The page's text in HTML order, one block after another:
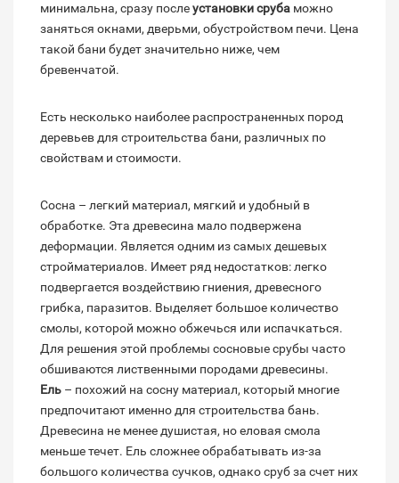
минимальна, сразу послеустановки сруба можно
заняться окнами, дверьми, обустройством печи. Цена
такой бани будет значительно ниже, чем
бревенчатой.
Есть несколько наиболее распространенных пород
деревьев для строительства бани, различных по
свойствам и стоимости.
Сосна – легкий материал, мягкий и удобный в
обработке. Эта древесина мало подвержена
деформации. Является одним из самых дешевых
стройматериалов. Имеет ряд недостатков: легко
подвергается воздействию гниения, древесного
грибка, паразитов. Выделяет большое количество
смолы, которой можно обжечься или испачкаться.
Для решения этой проблемы сосновые срубы часто
обшиваются лиственными породами древесины.
Ель – похожий на сосну материал, который многие
предпочитают именно для строительства бань.
Древесина не менее душистая, но еловая смола
меньше течет. Ель сложнее обрабатывать из-за
большого количества сучков, однако сруб за счет них